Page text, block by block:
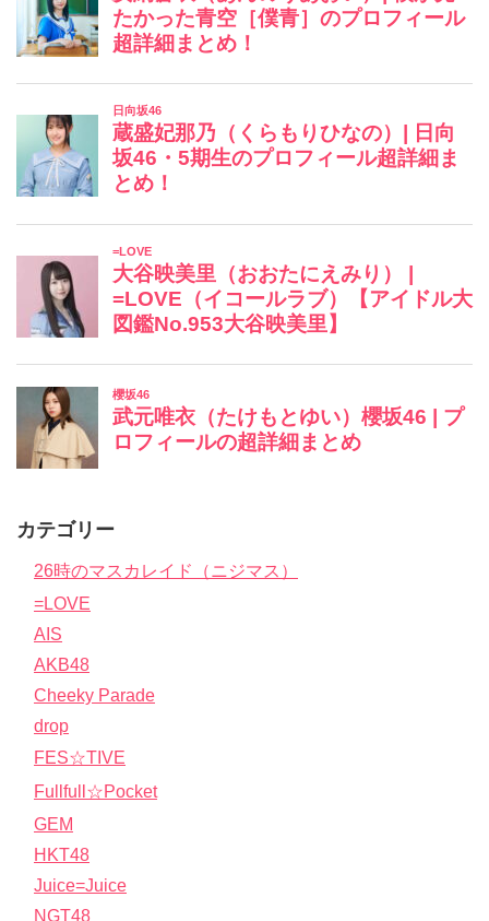
カテゴリー
26時のマスカレイド（ニジマス）
=LOVE
AIS
AKB48
Cheeky Parade
drop
FES☆TIVE
Fullfull☆Pocket
GEM
HKT48
Juice=Juice
NGT48